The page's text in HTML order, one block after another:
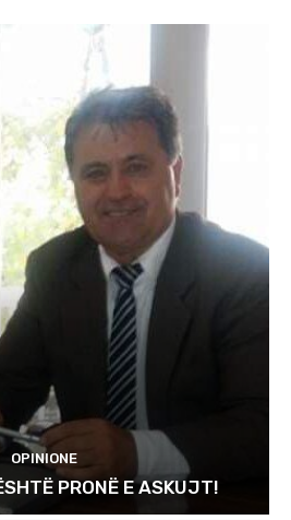
OPINIONE
PRONË E ASKUJT!